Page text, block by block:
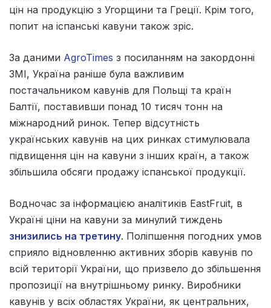
цін на продукцію з Угорщини та Греції. Крім того,
попит на іспанські кавуни також зріс.
За даними AgroTimes з посиланням на закордонні
ЗМІ, Україна раніше була важливим
постачальником кавунів для Польщі та країн
Балтії, поставивши понад 10 тисяч тонн на
міжнародний ринок. Тепер відсутність
українських кавунів на цих ринках стимулювала
підвищення цін на кавуни з інших країн, а також
збільшила обсяги продажу іспанської продукції.
Водночас за інформацією аналітиків EastFruit, в
Україні ціни на кавуни за минулий тиждень
знизились на третину. Поліпшення погодних умов
сприяло відновленню активних зборів кавунів по
всій території України, що призвело до збільшення
пропозиції на внутрішньому ринку. Виробники
кавунів у всіх областях України, як центральних,